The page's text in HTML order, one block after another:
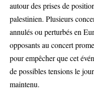
autour des prises de
palestinien. Plusieurs
annulés ou perturbés en
opposants au concert
pour empêcher que cet
de possibles tensions le
maintenu.